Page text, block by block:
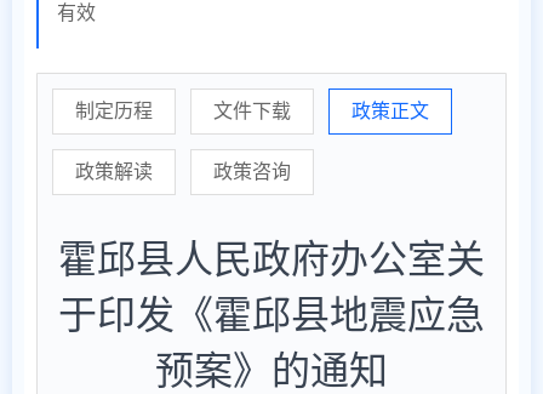
有效
制定历程 文件下载 政策正文
政策解读 政策咨询
霍邱县人民政府办公室关
于印发《霍邱县地震应急
预案》的通知